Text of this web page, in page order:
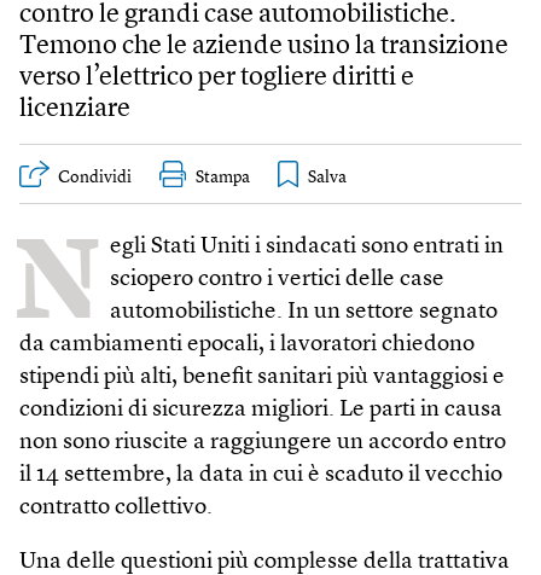
contro le grandi case automobilistiche.
Temono che le aziende usino la transizione
verso l’elettrico per togliere diritti e
licenziare
Condividi Stampa
N egli Stati Uniti i sindacati sono entrati in
sciopero contro i vertici delle case
automobilistiche. In un settore segnato
da cambiamenti epocali, i lavoratori chiedono
stipendi più alti, benefit sanitari più vantaggiosi e
condizioni di sicurezza migliori. Le parti in causa
non sono riuscite a raggiungere un accordo entro
il 14 settembre, la data in cui è scaduto il vecchio
contratto collettivo.
Una delle questioni più complesse della trattativa